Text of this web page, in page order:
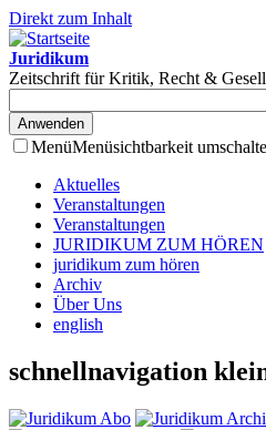
Direkt zum Inhalt
Juridikum
Zeitschrift für Kritik, Recht &
MenüMenüsichtbarkeit
Aktuelles
Veranstaltungen
Veranstaltungen
JURIDIKUM ZUM HÖREN
juridikum zum hören
Archiv
Über Uns
english
schnellnavigation